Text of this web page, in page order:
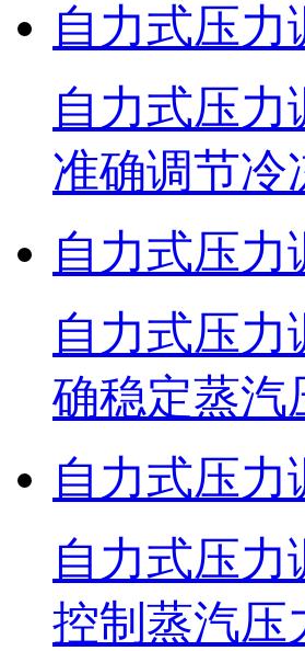
自力式压
自力式压
准确调节
自力式压
自力式压
确稳定蒸
自力式压
自力式压
控制蒸汽